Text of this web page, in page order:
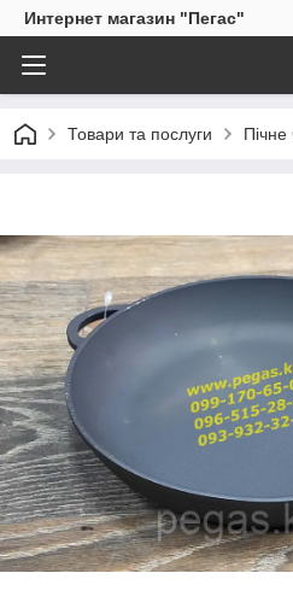
Интернет магазин "Пегас"
Товари та послуги